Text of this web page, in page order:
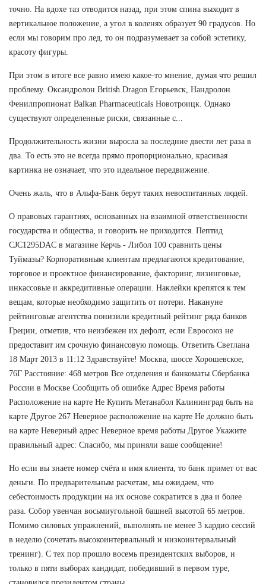
точно. На вдохе таз отводится назад, при этом спина выходит в
вертикальное положение, а угол в коленях образует 90 градусов. Но
если мы говорим про лед, то он подразумевает за собой эстетику,
красоту фигуры.
При этом в итоге все равно имею какое-то мнение, думая что решил
проблему. Оксандролон British Dragon Егорьевск, Нандролон
Фенилпропионат Balkan Pharmaceuticals Новотроицк. Однако
существуют определенные риски, связанные с...
Продолжительность жизни выросла за последние двести лет раза в
два. То есть это не всегда прямо пропорционально, красивая
картинка не означает, что это идеальное передвижение.
Очень жаль, что в Альфа-Банк берут таких невоспитанных людей.
О правовых гарантиях, основанных на взаимной ответственности
государства и общества, и говорить не приходится. Пептид
CJC1295DAC в магазине Керчь - Либол 100 сравнить цены
Туймазы? Корпоративным клиентам предлагаются кредитование,
торговое и проектное финансирование, факторинг, лизинговые,
инкассовые и аккредитивные операции. Наклейки крепятся к тем
вещам, которые необходимо защитить от потери. Накануне
рейтинговые агентства понизили кредитный рейтинг ряда банков
Греции, отметив, что неизбежен их дефолт, если Евросоюз не
предоставит им срочную финансовую помощь. Ответить Светлана
18 Март 2013 в 11:12 Здравствуйте! Москва, шоссе Хорошевское,
76Г Расстояние: 468 метров Все отделения и банкоматы Сбербанка
России в Москве Сообщить об ошибке Адрес Время работы
Расположение на карте Не Купить Метанабол Калининград быть на
карте Другое 267 Неверное расположение на карте Не должно быть
на карте Неверный адрес Неверное время работы Другое Укажите
правильный адрес: Спасибо, мы приняли ваше сообщение!
Но если вы знаете номер счёта и имя клиента, то банк примет от вас
деньги. По предварительным расчетам, мы ожидаем, что
себестоимость продукции на их основе сократится в два и более
раза. Собор увенчан восьмиугольной башней высотой 65 метров.
Помимо силовых упражнений, выполнять не менее 3 кардио сессий
в неделю (сочетать высокоинтервальный и низкоинтервальный
тренинг). С тех пор прошло восемь президентских выборов, и
только в пяти выборах кандидат, победивший в первом туре,